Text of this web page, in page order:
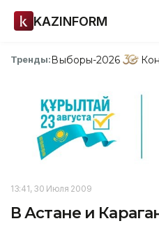
KAZINFORM
Тренды:Выборы-2026
13:41, 30 Июля 2009
В Астане и